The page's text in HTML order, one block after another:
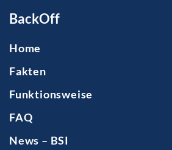
BackOff
Home
Fakten
Funktionsweise
FAQ
News – BSI